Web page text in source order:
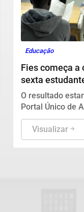
Educação
Fies começa a
sexta
espera
O resultado
Portal Único de
ocorre até 24 de
Visualizar